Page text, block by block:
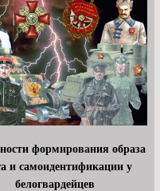
формирования образа
и самоидентификации у
белогвардейцев